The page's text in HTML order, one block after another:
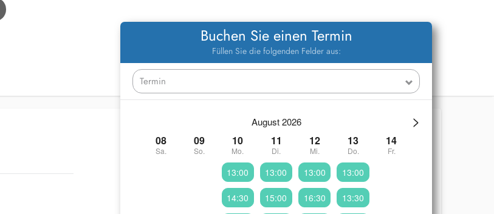
Buchen Sie einen Termin
Füllen Sie die folgenden Felder aus:
>
August 2026
08
Sa.
09
So.
10
Mo.
11
Di.
12
Mi.
13
Do.
14
Fr.
13:00
14:30
13:00
15:00
13:00
16:30
13:00
13:30